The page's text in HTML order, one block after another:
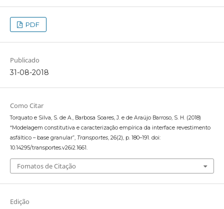
PDF
Publicado
31-08-2018
Como Citar
Torquato e Silva, S. de A., Barbosa Soares, J. e de Araújo Barroso, S. H. (2018)
“Modelagem constitutiva e caracterização empírica da interface revestimento
asfáltico – base granular”, Transportes, 26(2), p. 180–191. doi:
10.14295/transportes.v26i2.1661.
Fomatos de Citação
Edição